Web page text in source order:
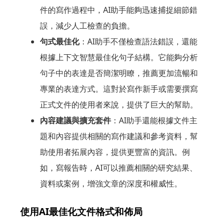
件的寫作過程中，AI助手能夠迅速捕捉細節錯
誤，減少人工檢查的負擔。
句式最佳化：AI助手不僅檢查語法錯誤，還能
根據上下文智慧最佳化句子結構。它能夠分析
句子中的表達是否簡潔明瞭，推薦更加流暢和
專業的表達方式。這對於寫作新手或需要撰寫
正式文件的使用者來說，提供了巨大的幫助。
內容建議與擴充套件：AI助手還能根據文件主
題和內容提供相關的寫作建議和參考資料，幫
助使用者拓展內容，提供更豐富的資訊。例
如，寫報告時，AI可以推薦相關的研究結果、
資料或案例，增強文章的深度和權威性。
使用AI最佳化文件格式和佈局